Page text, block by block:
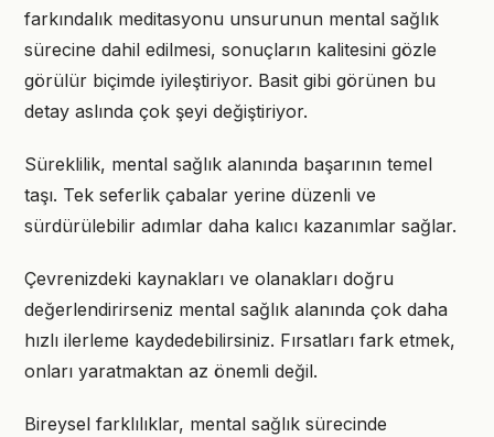
farkındalık meditasyonu unsurunun mental sağlık
sürecine dahil edilmesi, sonuçların kalitesini gözle
görülür biçimde iyileştiriyor. Basit gibi görünen bu
detay aslında çok şeyi değiştiriyor.
Süreklilik, mental sağlık alanında başarının temel
taşı. Tek seferlik çabalar yerine düzenli ve
sürdürülebilir adımlar daha kalıcı kazanımlar sağlar.
Çevrenizdeki kaynakları ve olanakları doğru
değerlendirirseniz mental sağlık alanında çok daha
hızlı ilerleme kaydedebilirsiniz. Fırsatları fark etmek,
onları yaratmaktan az önemli değil.
Bireysel farklılıklar, mental sağlık sürecinde